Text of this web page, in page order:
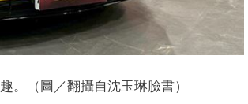
。（圖／翻攝自沈玉琳臉書）